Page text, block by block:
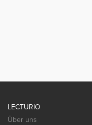
LECTURIO
Über uns